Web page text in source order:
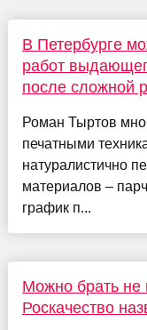
В Петербурге
работ
после сложной
Роман Тыртов
печатными
натуралистично
материалов –
график п...
Можно брать не
Роскачество